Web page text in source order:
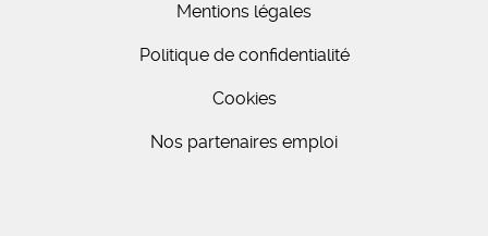
Mentions légales
Politique de confidentialité
Cookies
Nos partenaires emploi